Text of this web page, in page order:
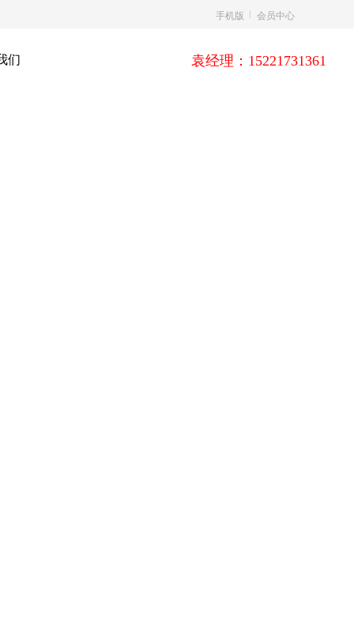
手机版 会员中心
们 袁经理：15221731361